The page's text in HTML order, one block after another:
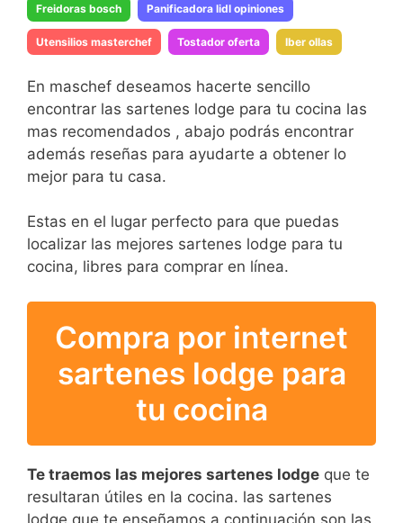
Freidoras bosch Panificadora lidl opiniones
Utensilios masterchef Tostador oferta Iber ollas
En maschef deseamos hacerte sencillo
encontrar las sartenes lodge para tu cocina las
mas recomendados , abajo podrás encontrar
además reseñas para ayudarte a obtener lo
mejor para tu casa.
Estas en el lugar perfecto para que puedas
localizar las mejores sartenes lodge para tu
cocina, libres para comprar en línea.
Compra por internet
sartenes lodge para
tu cocina
Te traemos las mejores sartenes lodge que te
resultaran útiles en la cocina. las sartenes
lodge que te enseñamos a continuación son las